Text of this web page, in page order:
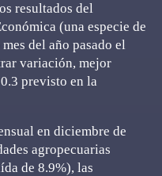
resultados del
(una especie de
del año pasado el
variación, mejor
previsto en la
en diciembre de
agropecuarias
de 8.9%), las